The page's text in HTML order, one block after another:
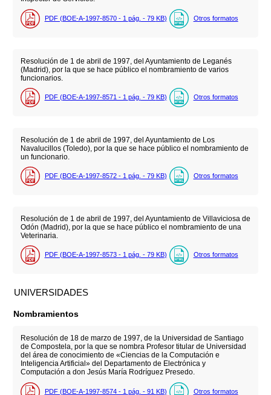
PDF (BOE-A-1997-8570 - 1 pág. - 79 KB) Otros formatos
Resolución de 1 de abril de 1997, del Ayuntamiento de Leganés
(Madrid), por la que se hace público el nombramiento de varios
funcionarios.
PDF (BOE-A-1997-8571 - 1 pág. - 79 KB) Otros formatos
Resolución de 1 de abril de 1997, del Ayuntamiento de Los
Navalucillos (Toledo), por la que se hace público el nombramiento de
un funcionario.
PDF (BOE-A-1997-8572 - 1 pág. - 79 KB) Otros formatos
Resolución de 1 de abril de 1997, del Ayuntamiento de Villaviciosa de
Odón (Madrid), por la que se hace público el nombramiento de una
Veterinaria.
PDF (BOE-A-1997-8573 - 1 pág. - 79 KB) Otros formatos
UNIVERSIDADES
Nombramientos
Resolución de 18 de marzo de 1997, de la Universidad de Santiago
de Compostela, por la que se nombra Profesor titular de Universidad
del área de conocimiento de «Ciencias de la Computación e
Inteligencia Artificial» del Departamento de Electrónica y
Computación a don Jesús María Rodríguez Presedo.
PDF (BOE-A-1997-8574 - 1 pág. - 91 KB) Otros formatos